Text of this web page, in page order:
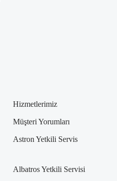
Hizmetlerimiz
Müşteri Yorumları
Astron Yetkili Servis
Albatros Yetkili Servisi